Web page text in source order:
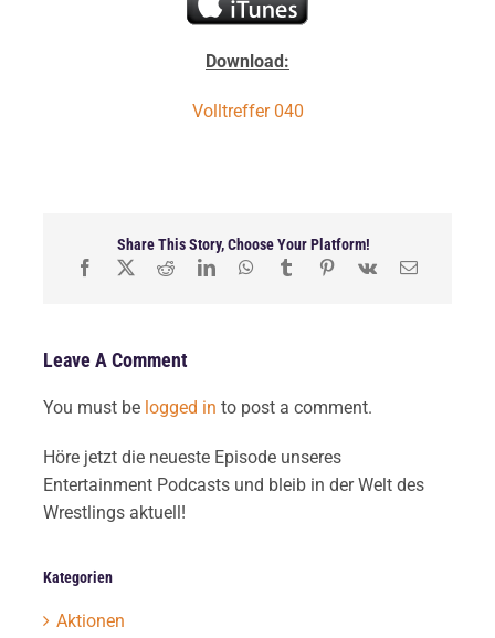
Download:
Volltreffer 040
Share This Story, Choose Your Platform!
Leave A Comment
You must be logged in to post a comment.
Höre jetzt die neueste Episode unseres
Entertainment Podcasts und bleib in der Welt des
Wrestlings aktuell!
Kategorien
Aktionen